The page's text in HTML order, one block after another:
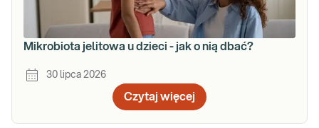
Mikrobiota jelitowa u dzieci - jak o nią dbać?
30 lipca 2026
Czytaj więcej